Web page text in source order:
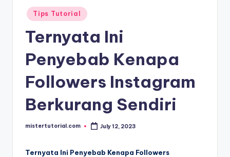
Posted
in
Tips Tutorial
Ternyata Ini
Penyebab Kenapa
Followers Instagram
Berkurang Sendiri
Posted
mistertutorial.com July 12, 2023
Ternyata Ini Penyebab Kenapa Followers